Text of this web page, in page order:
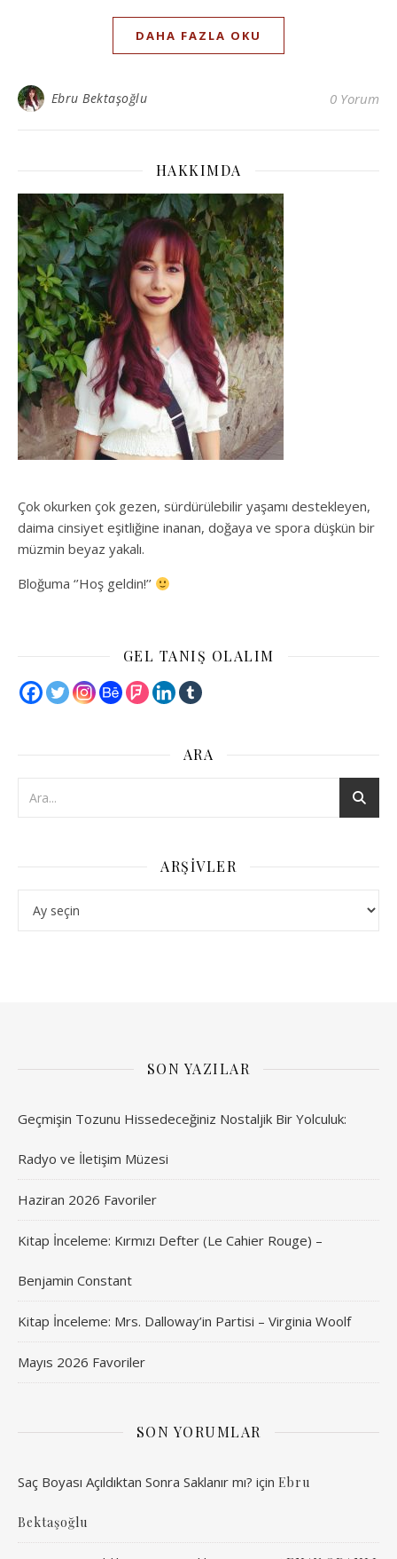
DAHA FAZLA OKU
Ebru Bektaşoğlu 0 Yorum
HAKKIMDA
Çok okurken çok gezen, sürdürülebilir yaşamı destekleyen,
daima cinsiyet eşitliğine inanan, doğaya ve spora düşkün bir
müzmin beyaz yakalı.
Bloğuma ‘’Hoş geldin!’’
GEL TANIŞ OLALIM
ARA
ARŞIVLER
SON YAZILAR
Geçmişin Tozunu Hissedeceğiniz Nostaljik Bir Yolculuk:
Radyo ve İletişim Müzesi
Haziran 2026 Favoriler
Kitap İnceleme: Kırmızı Defter (Le Cahier Rouge) –
Benjamin Constant
Kitap İnceleme: Mrs. Dalloway’in Partisi – Virginia Woolf
Mayıs 2026 Favoriler
SON YORUMLAR
Saç Boyası Açıldıktan Sonra Saklanır mı? için Ebru
Bektaşoğlu